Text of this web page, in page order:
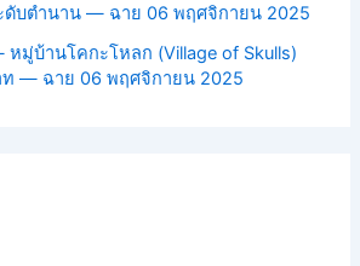
ดับตำนาน — ฉาย 06 พฤศจิกายน 2025
มู่บ้านโคกะโหลก (Village of Skulls)
ท — ฉาย 06 พฤศจิกายน 2025